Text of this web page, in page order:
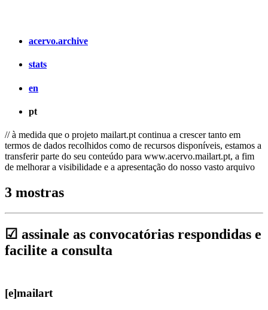
acervo.archive
stats
en
pt
// à medida que o projeto mailart.pt continua a crescer tanto em
termos de dados recolhidos como de recursos disponíveis, estamos a
transferir parte do seu conteúdo para www.acervo.mailart.pt, a fim
de melhorar a visibilidade e a apresentação do nosso vasto arquivo
3 mostras
☑ assinale as convocatórias respondidas e
facilite a consulta
[e]mailart